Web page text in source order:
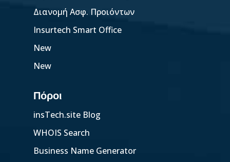
Διανομή Ασφ. Προιόντων
Insurtech Smart Office
New
New
Πόροι
insTech.site Blog
WHOIS Search
Business Name Generator